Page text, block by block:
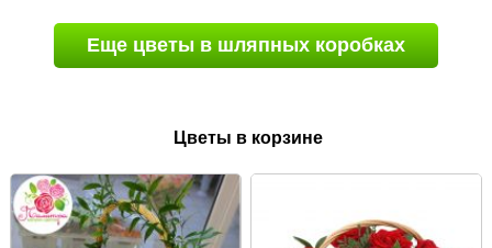
Еще цветы в шляпных коробках
Цветы в корзине